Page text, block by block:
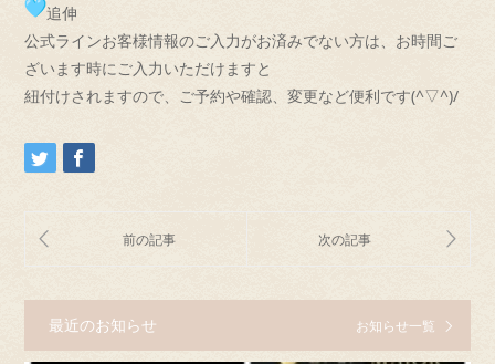
追伸
公式ラインお客様情報のご入力がお済みでない方は、お時間ご
ざいます時にご入 力いただけますと
紐付けされますので、ご予約や確認、変更など便利です(^▽^)/
最近のお知らせ お知らせ一覧